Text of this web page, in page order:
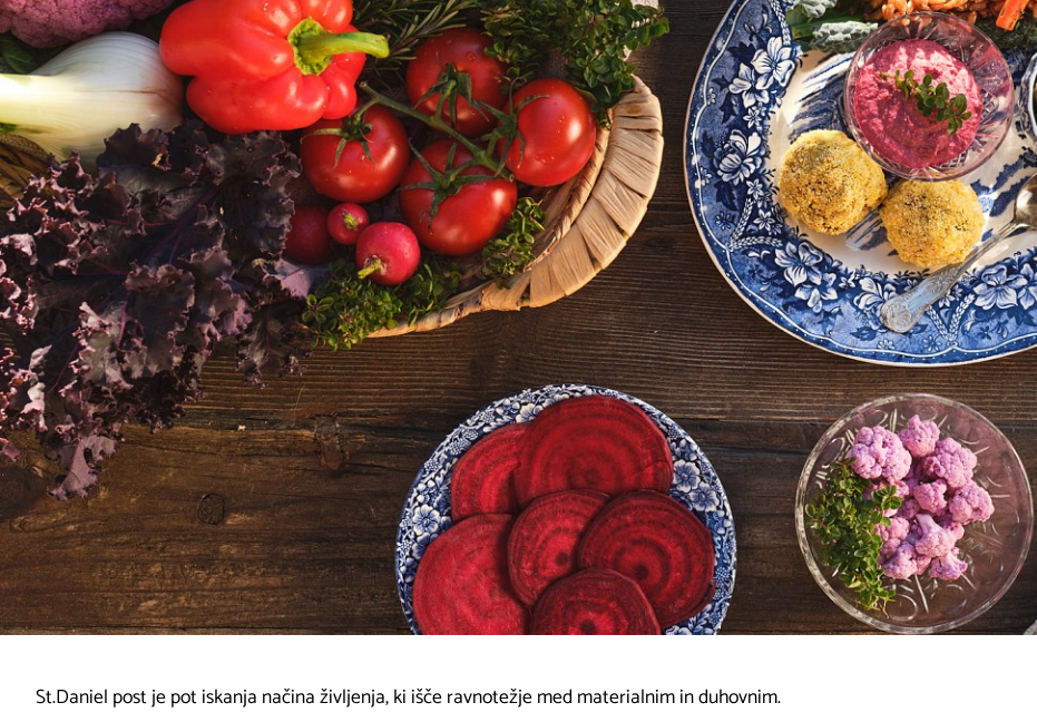
St.Daniel post je pot iskanja načina življenja, ki išče ravnotežje med materialnim in duhovnim.